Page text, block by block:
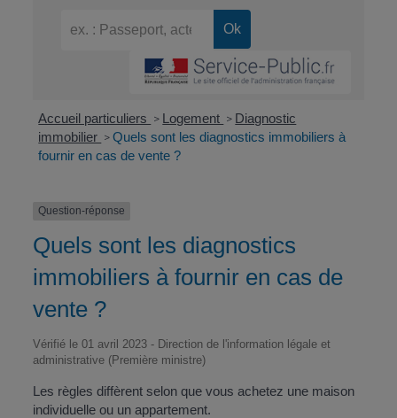
Accueil particuliers > Logement > Diagnostic
immobilier > Quels sont les diagnostics immobiliers à
fournir en cas de vente ?
Question-réponse
Quels sont les diagnostics
immobiliers à fournir en cas de
vente ?
Vérifié le 01 avril 2023 - Direction de l'information légale et
administrative (Première ministre)
Les règles diffèrent selon que vous achetez une maison
individuelle ou un appartement.